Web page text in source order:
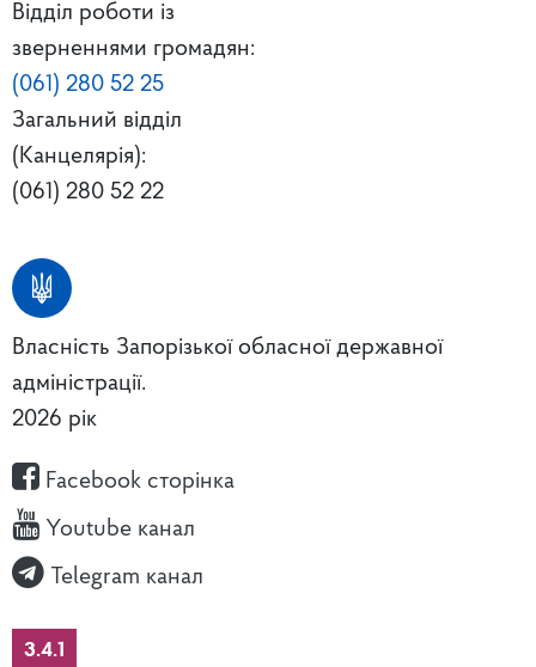
Відділ роботи із
зверненнями громадян:
(061) 280 52 25
Загальний відділ
(Канцелярія):
(061) 280 52 22
Власність Запорізької обласної державної
адміністрації.
2026 рік
Facebook сторінка
Youtube канал
Telegram канал
3.4.1